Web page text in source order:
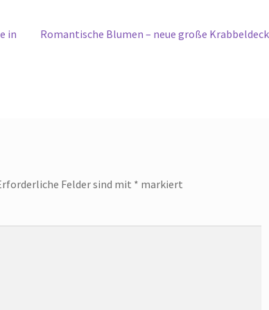
in
Nächster
Romantische Blumen – neue große
Felder sind mit * markiert